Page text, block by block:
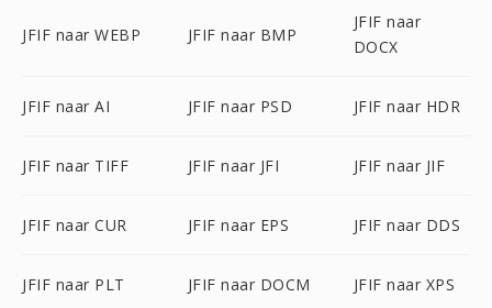
JFIF naar WEBP JFIF naar BMP
JFIF naar
DOCX
JFIF naar AI JFIF naar PSD JFIF naar HDR
JFIF naar TIFF JFIF naar JFI JFIF naar JIF
JFIF naar CUR JFIF naar EPS JFIF naar DDS
JFIF naar PLT JFIF naar DOCM JFIF naar XPS